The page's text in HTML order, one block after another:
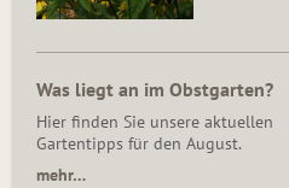
Was liegt an im Obstgarten?
Hier finden Sie unsere aktuellen
Gartentipps für den August.
mehr…